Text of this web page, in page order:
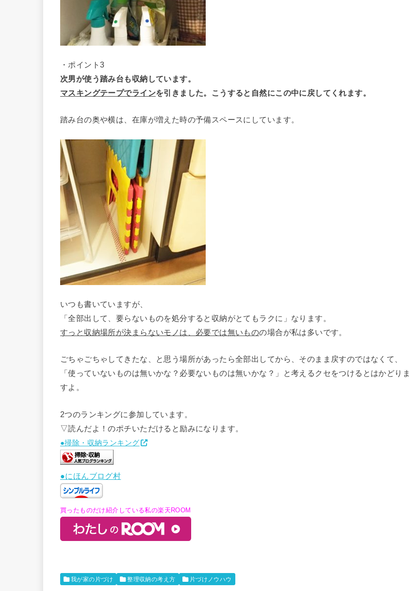
・ポイント3
次男が使う踏み台も収納しています。
マスキングテープでラインを引きました。こうすると自然にこの中に戻してくれます。
踏み台の奥や横は、在庫が増えた時の予備スペースにしています。
いつも書いていますが、
「全部出して、要らないものを処分すると収納がとてもラクに」なります。
すっと収納場所が決まらないモノは、必要では無いものの場合が私は多いです。
ごちゃごちゃしてきたな、と思う場所があったら全部出してから、そのまま戻すのではなくて、
「使っていないものは無いかな？必要ないものは無いかな？」と考えるクセをつけるとはかどりま
すよ。
2つのランキングに参加しています。
▽読んだよ！のポチいただけると励みになります。
●掃除・収納ランキング
●にほんブログ村
買ったものだけ紹介している私の楽天ROOM
我が家の片づけ 整理収納の考え方 片づけノウハウ